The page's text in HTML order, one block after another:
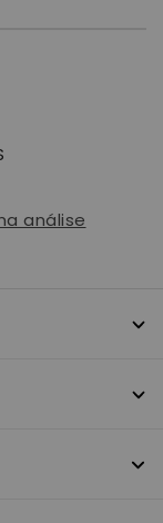
análise